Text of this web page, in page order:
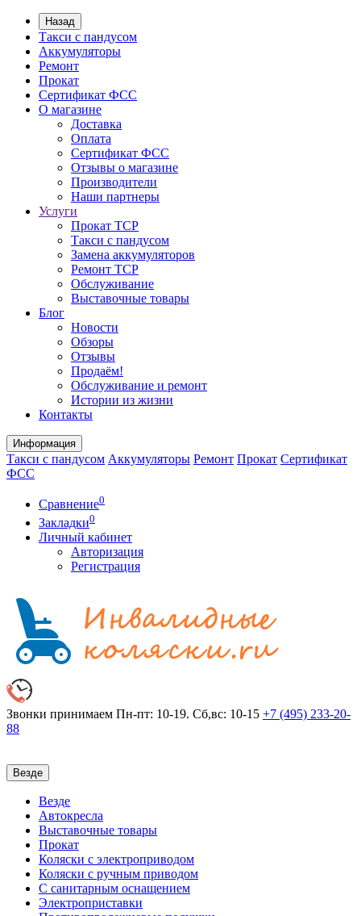
Назад
Такси с пандусом
Аккумуляторы
Ремонт
Прокат
Сертификат ФСС
О магазине
Доставка
Оплата
Сертификат ФСС
Отзывы о магазине
Производители
Наши партнеры
Услуги
Прокат ТСР
Такси с пандусом
Замена аккумуляторов
Ремонт ТСР
Обслуживание
Выставочные товары
Блог
Новости
Обзоры
Отзывы
Продаём!
Обслуживание и ремонт
Истории из жизни
Контакты
Информация
Такси с пандусом Аккумуляторы Ремонт Прокат Сертификат
ФСС
Сравнение0
Закладки0
Личный кабинет
Авторизация
Регистрация
Звонки принимаем Пн-пт: 10-19. Сб,вс: 10-15 +7 (495) 233-20-
88
Везде
Везде
Автокресла
Выставочные товары
Прокат
Коляски с электроприводом
Коляски с ручным приводом
С санитарным оснащением
Электроприставки